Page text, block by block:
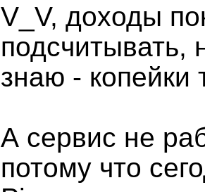
V_V, доходы
подсчитывать,
знаю -
А сервис не
потому что